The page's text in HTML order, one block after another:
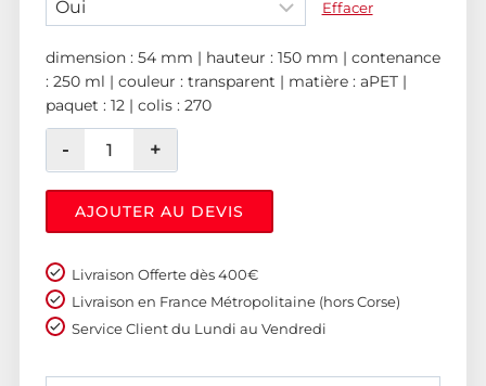
Effacer
dimension : 54 mm | hauteur : 150 mm | contenance
: 250 ml | couleur : transparent | matière : aPET |
paquet : 12 | colis : 270
AJOUTER AU DEVIS
Livraison Offerte dès 400€
Livraison en France Métropolitaine (hors Corse)
Service Client du Lundi au Vendredi